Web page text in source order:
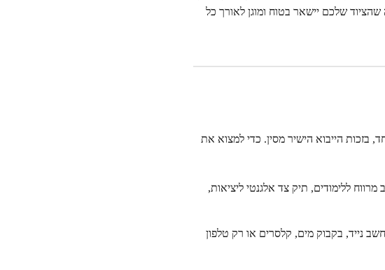
שלכם יישאר בטוח ומוגן לאורך כל
בזכות הייבוא הישיר מסין. כדי למצוא את
ללימודים, תיק צד אלגנטי ליציאות,
נייד, בקבוק מים, קלסרים או רק טלפון